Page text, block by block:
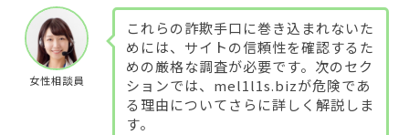
女性相談員
これらの詐欺手口に巻き込まれないた
めには、サイトの信頼性を確認するた
めの厳格な調査が必要です。次のセク
ションでは、mel1l1s.bizが危険であ
る理由についてさらに詳しく解説しま
す。